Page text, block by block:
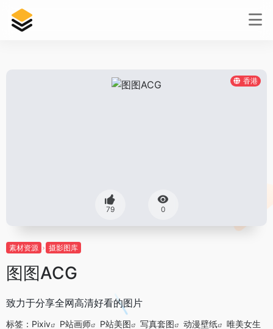
香港
79 0
素材资源 摄影图库
图图ACG
致力于分享全网高清好看的图片
标签： Pixiv P站画师 P站美图 写真套图 动漫壁纸
唯美女生